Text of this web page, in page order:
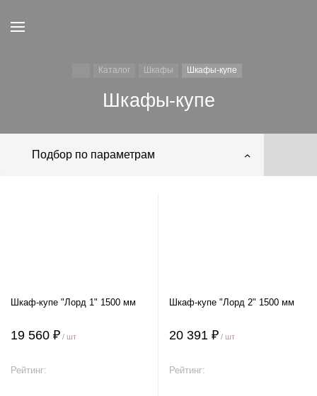
Каталог Шкафы Шкафы-купе
Шкафы-купе
Подбор по параметрам
Шкаф-купе "Лорд 1" 1500 мм
19 560 ₽ / шт
Рейтинг:
Шкаф-купе "Лорд 2" 1500 мм
20 391 ₽ / шт
Рейтинг: